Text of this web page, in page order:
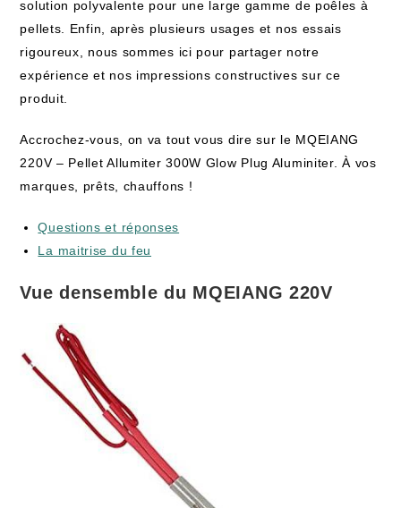
solution polyvalente pour une large gamme de poêles à
pellets. Enfin, après plusieurs usages et nos essais
rigoureux, nous sommes ici pour partager notre
expérience et nos impressions constructives sur ce
produit.
Accrochez-vous, on va tout vous dire sur le MQEIANG
220V – Pellet Allumiter 300W Glow Plug Aluminiter. À vos
marques, prêts, chauffons !
Questions et réponses
La maitrise du feu
Vue densemble du MQEIANG 220V